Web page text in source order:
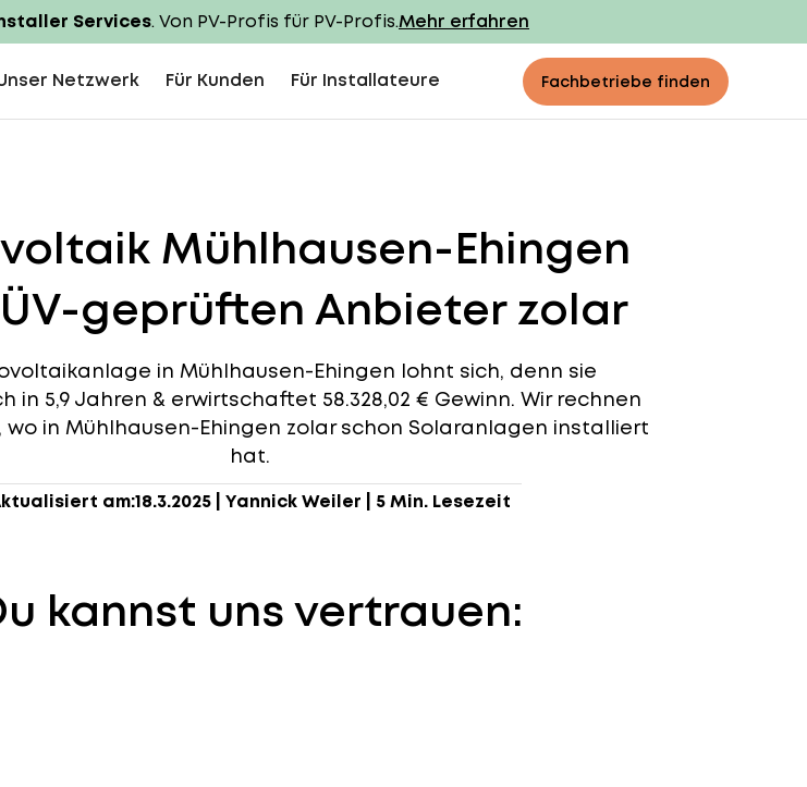
Services. Von PV-Profis für PV-Profis.Mehr erfahren
Netzwerk Für Kunden Für Installateure Fachbetriebe finden
Mühlhausen-Ehingen
geprüften Anbieter zolar
in Mühlhausen-Ehingen lohnt sich, denn sie
in 5,9 Jahren & erwirtschaftet 58.328,02 € Gewinn. Wir rechnen
wo in Mühlhausen-Ehingen zolar schon Solaranlagen installiert
hat.
am:18.3.2025| Yannick Weiler 5 Min. Lesezeit
kannst uns vertrauen: